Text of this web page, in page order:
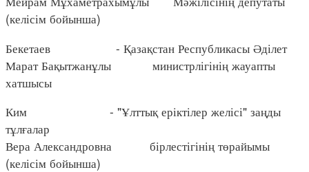
(келісім бойынша)
Бекетаев - Қазақстан Республикасы Әділет
Марат Бақытжанұлы министрлігінің жауапты
хатшысы
Ким - "Ұлттық еріктілер желісі" заңды
тұлғалар
Вера Александровна бірлестігінің төрайымы
(келісім бойынша)